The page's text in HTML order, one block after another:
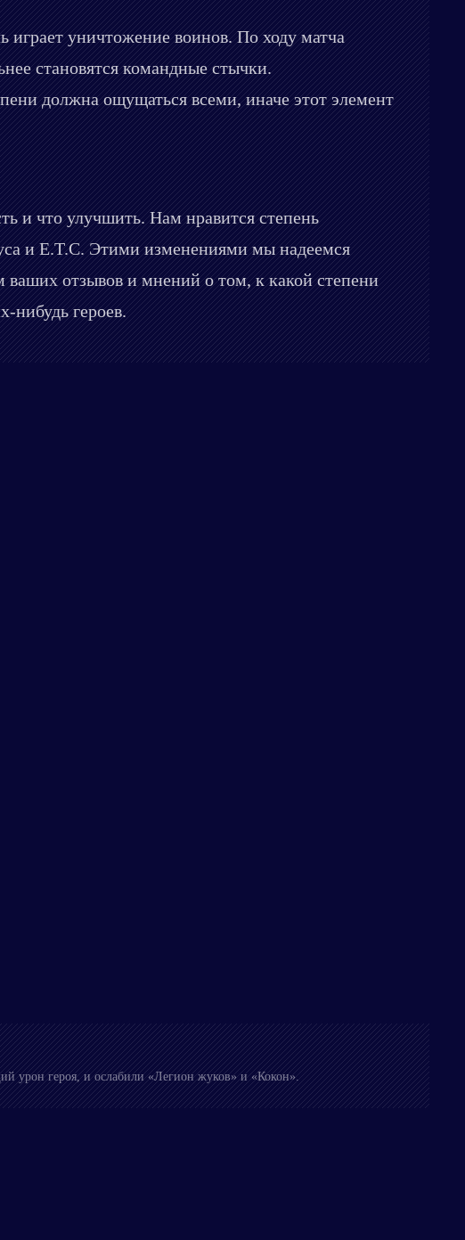
играет уничтожение воинов. По ходу матча
становятся командные стычки.
должна ощущаться всеми, иначе этот элемент
и что улучшить. Нам нравится степень
и E.T.C. Этими изменениями мы надеемся
ваших отзывов и мнений о том, к какой степени
нибудь героев.
урон героя, и ослабили «Легион жуков» и «Кокон».